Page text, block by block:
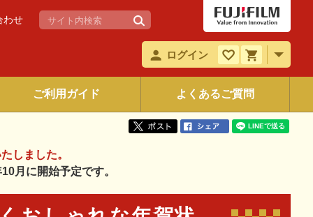
わせ
ログイン
ご利用ガイド よくあるご質問
しました。
月に開始予定です。